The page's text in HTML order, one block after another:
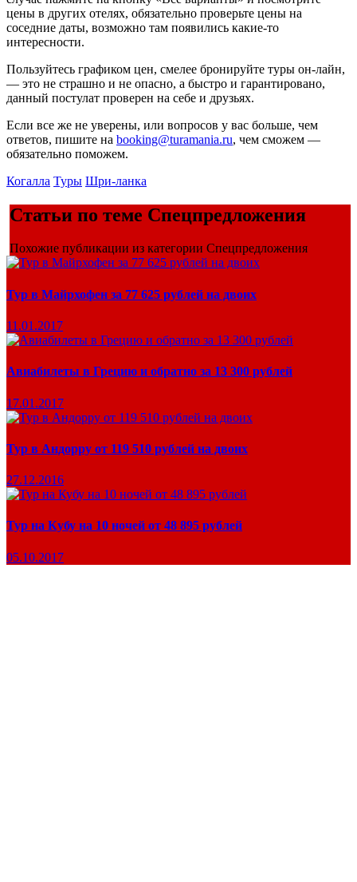
цены в других отелях, обязательно проверьте цены на
соседние даты, возможно там появились какие-то
интересности.
Пользуйтесь графиком цен, смелее бронируйте туры он-лайн,
— это не страшно и не опасно, а быстро и гарантировано,
данный постулат проверен на себе и друзьях.
Если все же не уверены, или вопросов у вас больше, чем
ответов, пишите на booking@turamania.ru, чем сможем —
обязательно поможем.
Когалла Туры Шри-ланка
Статьи по теме Спецпредложения
Похожие публикации из категории Спецпредложения
Тур в Майрхофен за 77 625 рублей на двоих
11.01.2017
Авиабилеты в Грецию и обратно за 13 300 рублей
17.01.2017
Тур в Андорру от 119 510 рублей на двоих
27.12.2016
Тур на Кубу на 10 ночей от 48 895 рублей
05.10.2017